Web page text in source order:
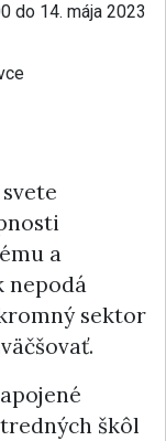
do 14. mája 2023
a
nepodá
sektor
škôl